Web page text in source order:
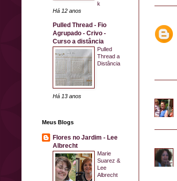
k
Há 12 anos
Pulled Thread - Fio
Agrupado - Crivo -
Curso a distância
Pulled
Thread a
Distância
Há 13 anos
Meus Blogs
Flores no Jardim - Lee
Albrecht
Marie
Suarez &
Lee
Albrecht